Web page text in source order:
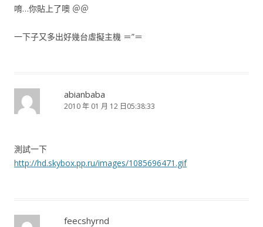
唷…你貼上了噢 ＠＠
一下子又多出好幾台虛擬主機 ＝”＝
abianbaba
2010 年 01 月 12 日05:38:33
測試一下
http://hd.skybox.pp.ru/images/1085696471.gif
feecshyrnd